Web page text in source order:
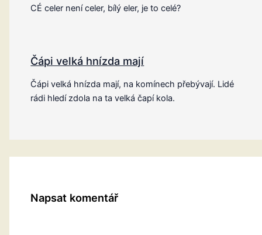
CÉ celer není celer, bílý eler, je to celé?
Čápi velká hnízda mají
Čápi velká hnízda mají, na komínech přebývají. Lidé
rádi hledí zdola na ta velká čapí kola.
Napsat komentář